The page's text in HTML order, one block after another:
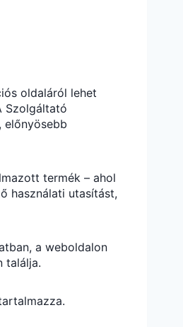
oldaláról lehet
Szolgáltató
előnyösebb
termék – ahol
használati utasítást,
a weboldalon
találja.